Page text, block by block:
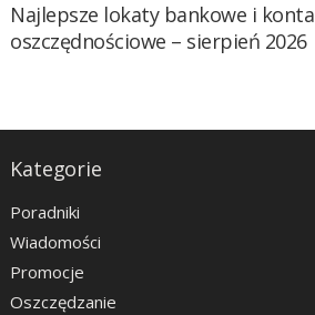
Najlepsze lokaty bankowe i konta
oszczędnościowe – sierpień 2026
Kategorie
Poradniki
Wiadomości
Promocje
Oszczędzanie